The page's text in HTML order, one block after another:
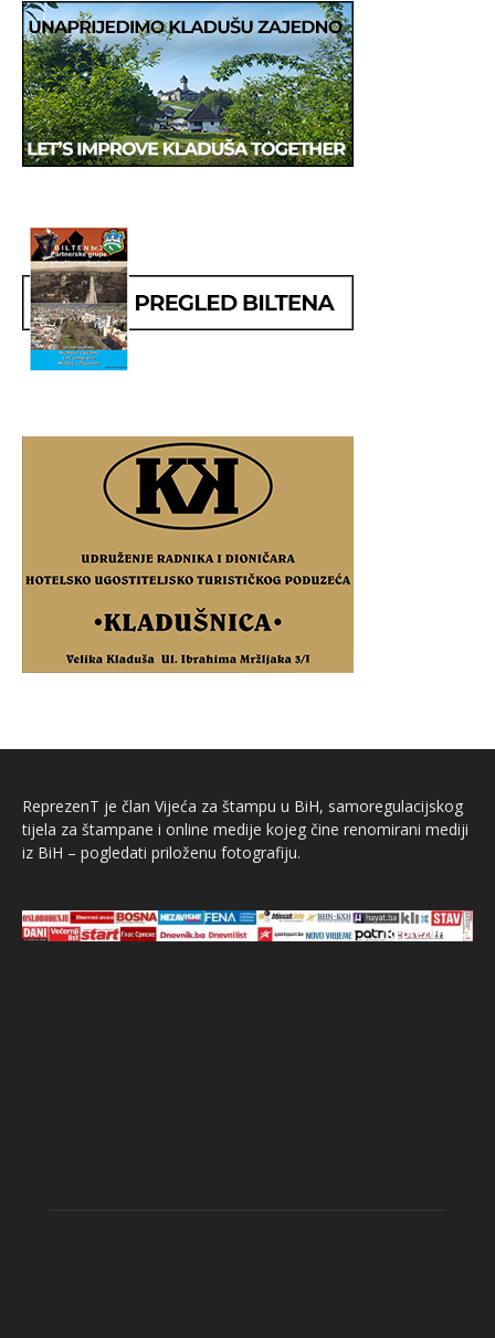
ReprezenT je član Vijeća za štampu u BiH, samoregulacijskog
tijela za štampane i online medije kojeg čine renomirani mediji
iz BiH – pogledati priloženu fotografiju.